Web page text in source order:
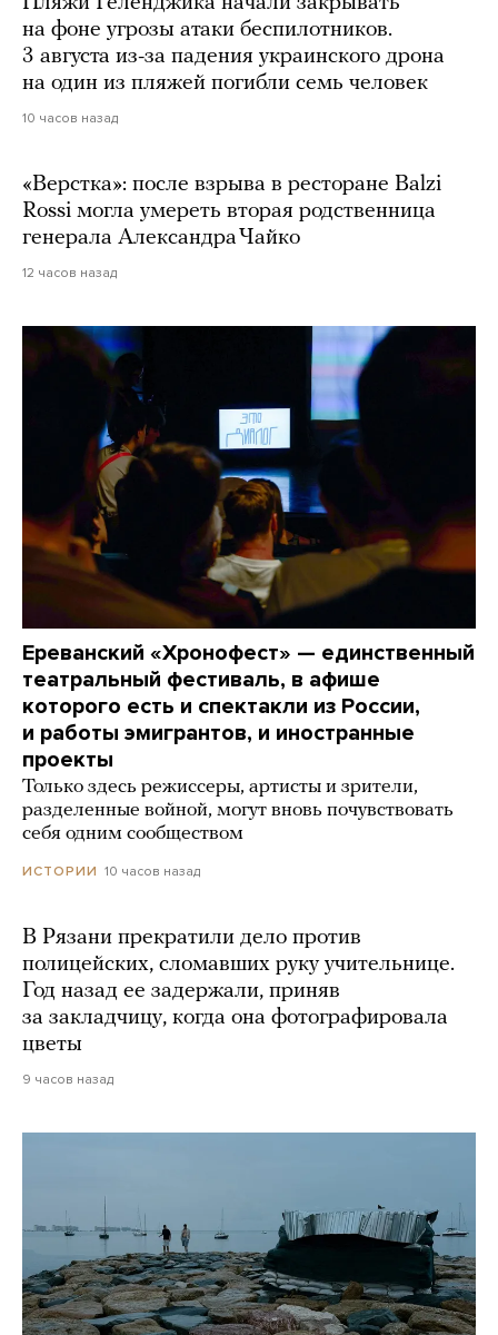
на фоне угрозы атаки беспилотников.
3 августа из-за падения украинского дрона
на один из пляжей погибли семь человек
10 часов назад
«Верстка»: после взрыва в ресторане Balzi
Rossi могла умереть вторая родственница
генерала Александра Чайко
12 часов назад
Ереванский «Хронофест» — единственный
театральный фестиваль, в афише
которого есть и спектакли из России,
и работы эмигрантов, и иностранные
проекты
Только здесь режиссеры, артисты и зрители,
разделенные войной, могут вновь почувствовать
себя одним сообществом
ИСТОРИИ 10 часов назад
В Рязани прекратили дело против
полицейских, сломавших руку учительнице.
Год назад ее задержали, приняв
за закладчицу, когда она фотографировала
цветы
9 часов назад